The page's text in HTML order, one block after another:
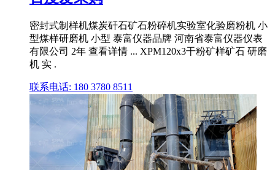
密封式制样机煤炭矸石矿石粉碎机实验室化验磨粉机 小
型煤样研磨机 小型 泰富仪器品牌 河南省泰富仪器仪表
有限公司 2年 查看详情 ... XPM120x3干粉矿样矿石 研磨
机 实 .
联系电话: 180 3780 8511